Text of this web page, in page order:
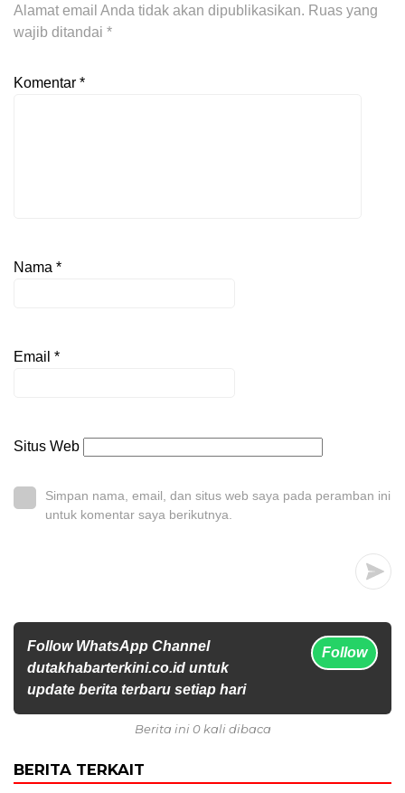
Alamat email Anda tidak akan dipublikasikan. Ruas yang
wajib ditandai *
Komentar *
Nama *
Email *
Situs Web
Simpan nama, email, dan situs web saya pada peramban ini
untuk komentar saya berikutnya.
Follow WhatsApp Channel
dutakhabarterkini.co.id untuk
update berita terbaru setiap hari
Follow
Berita ini 0 kali dibaca
BERITA TERKAIT